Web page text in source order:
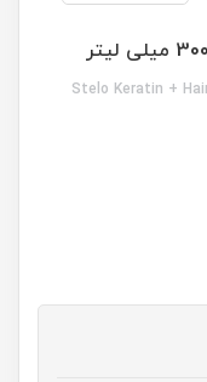
Stelo Keratin +